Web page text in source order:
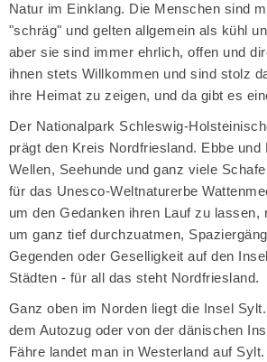
Natur im Einklang. Die Menschen sind
"schräg" und gelten allgemein als kühl
aber sie sind immer ehrlich, offen und
ihnen stets Willkommen und sind stolz
ihre Heimat zu zeigen, und da gibt es
Der Nationalpark Schleswig-
prägt den Kreis Nordfriesland. Ebbe und
Wellen, Seehunde und ganz viele
für das Unesco-Weltnaturerbe
um den Gedanken ihren Lauf zu lassen,
um ganz tief durchzuatmen,
Gegenden oder Geselligkeit auf den
Städten - für all das steht Nordfriesland.
Ganz oben im Norden liegt die Insel
dem Autozug oder von der dänischen
Fähre landet man in Westerland auf